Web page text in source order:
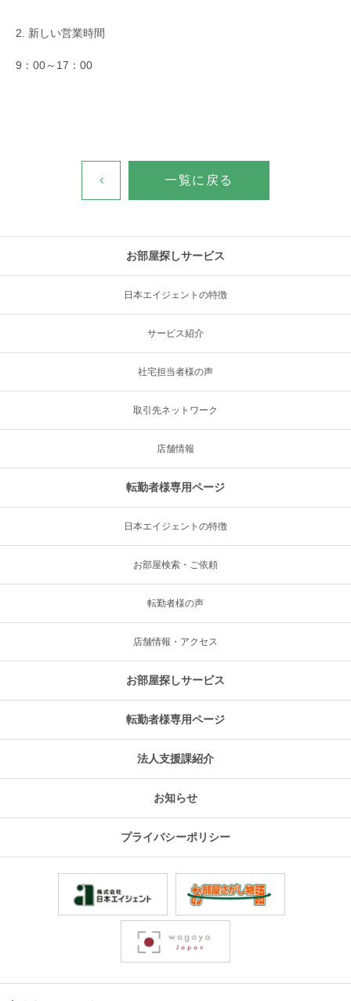
2. 新しい営業時間
9：00～17：00
一覧に戻る
お部屋探しサービス
日本エイジェントの特徴
サービス紹介
社宅担当者様の声
取引先ネットワーク
店舗情報
転勤者様専用ページ
日本エイジェントの特徴
お部屋検索・ご依頼
転勤者様の声
店舗情報・アクセス
お部屋探しサービス
転勤者様専用ページ
法人支援課紹介
お知らせ
プライバシーポリシー